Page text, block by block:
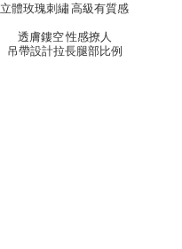
立體玫瑰刺繡 高級有質感
透膚鏤空 性感撩人
吊帶設計拉長腿部比例